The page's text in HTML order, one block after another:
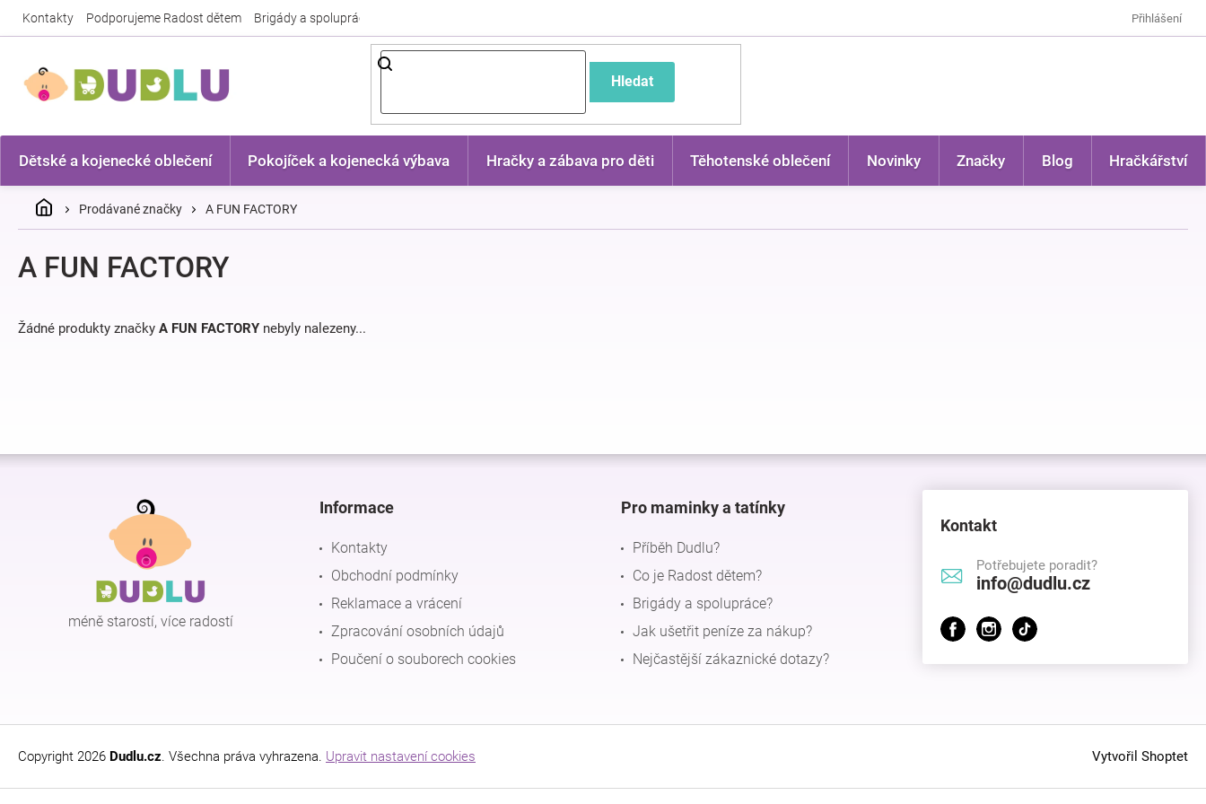
Kontakty Podporujeme Radost dětem Brigády a spolupráce Přihlášení
Hledat
Dětské a kojenecké oblečení Pokojíček a kojenecká výbava Hračky a zábava pro děti Těhotenské oblečení Novinky Značky Blog Hračkářství
DomůProdávané značky A FUN FACTORY
A FUN FACTORY
Žádné produkty značky A FUN FACTORY nebyly nalezeny...
Z
méně starostí, více radostí
Informace
Kontakty
Obchodní podmínky
Reklamace a vrácení
Zpracování osobních údajů
Poučení o souborech cookies
Pro maminky a tatínky
Příběh Dudlu?
Co je Radost dětem?
Brigády a spolupráce?
Jak ušetřit peníze za nákup?
Nejčastější zákaznické dotazy?
Kontakt
Potřebujete poradit?
info@dudlu.cz
Vytvořil Shoptet
Copyright 2026 Dudlu.cz. Všechna práva vyhrazena. Upravit nastavení cookies